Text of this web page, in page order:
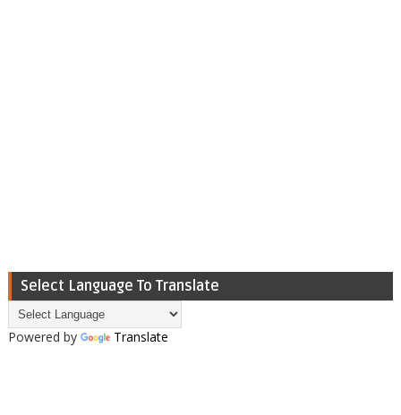
Select Language To Translate
Powered by Translate